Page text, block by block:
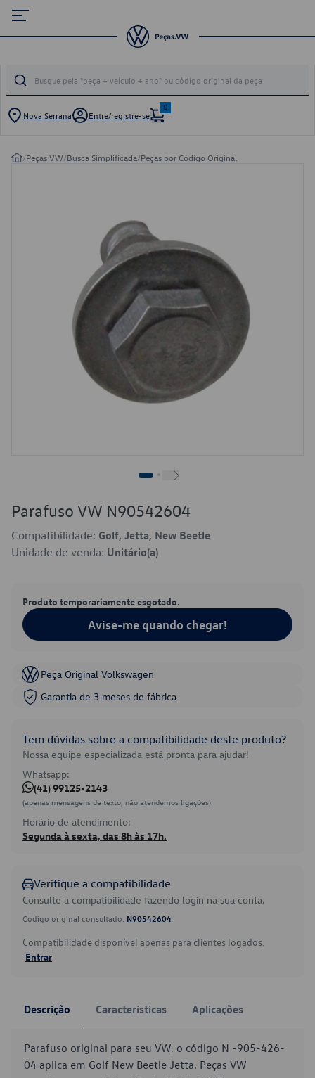
Nova Serrana Entre/registre-se
0
/Peças VW/Busca Simplificada/Peças por Código Original
Parafuso VW N90542604
Compatibilidade: Golf, Jetta, New Beetle
Unidade de venda: Unitário(a)
Produto temporariamente esgotado.
Avise-me quando chegar!
Peça Original Volkswagen
Garantia de 3 meses de fábrica
Tem dúvidas sobre a compatibilidade deste produto?
Nossa equipe especializada está pronta para ajudar!
Whatsapp:
(41) 99125-2143
(apenas mensagens de texto, não atendemos ligações)
Horário de atendimento:
Segunda à sexta, das 8h às 17h.
Verifique a compatibilidade
Consulte a compatibilidade fazendo login na sua conta.
Código original consultado: N90542604
Compatibilidade disponível apenas para clientes logados.
Entrar
Descrição Características Aplicações
Parafuso original para seu VW, o código N -905-426-
04 aplica em Golf New Beetle Jetta. Peças VW